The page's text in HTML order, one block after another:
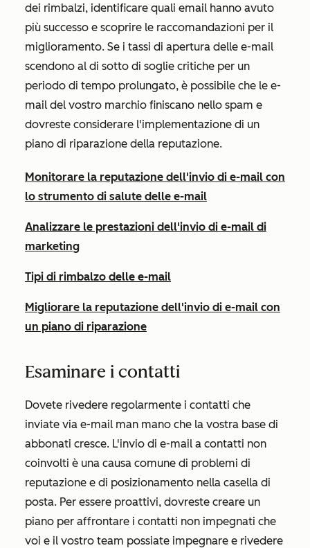
dei rimbalzi, identificare quali email hanno avuto
più successo e scoprire le raccomandazioni per il
miglioramento. Se i tassi di apertura delle e-mail
scendono al di sotto di soglie critiche per un
periodo di tempo prolungato, è possibile che le e-
mail del vostro marchio finiscano nello spam e
dovreste considerare l'implementazione di un
piano di riparazione della reputazione.
Monitorare la reputazione dell'invio di e-mail con
lo strumento di salute delle e-mail
Analizzare le prestazioni dell'invio di e-mail di
marketing
Tipi di rimbalzo delle e-mail
Migliorare la reputazione dell'invio di e-mail con
un piano di riparazione
Esaminare i contatti
Dovete rivedere regolarmente i contatti che
inviate via e-mail man mano che la vostra base di
abbonati cresce. L'invio di e-mail a contatti non
coinvolti è una causa comune di problemi di
reputazione e di posizionamento nella casella di
posta. Per essere proattivi, dovreste creare un
piano per affrontare i contatti non impegnati che
voi e il vostro team possiate impegnare e rivedere